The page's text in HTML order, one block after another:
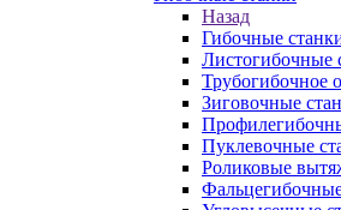
Назад
Гибочные
Листогибочные
Трубогибочное
Зиговочные
Пуклевочные
Роликовые